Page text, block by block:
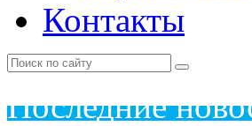
Контакты
Последние